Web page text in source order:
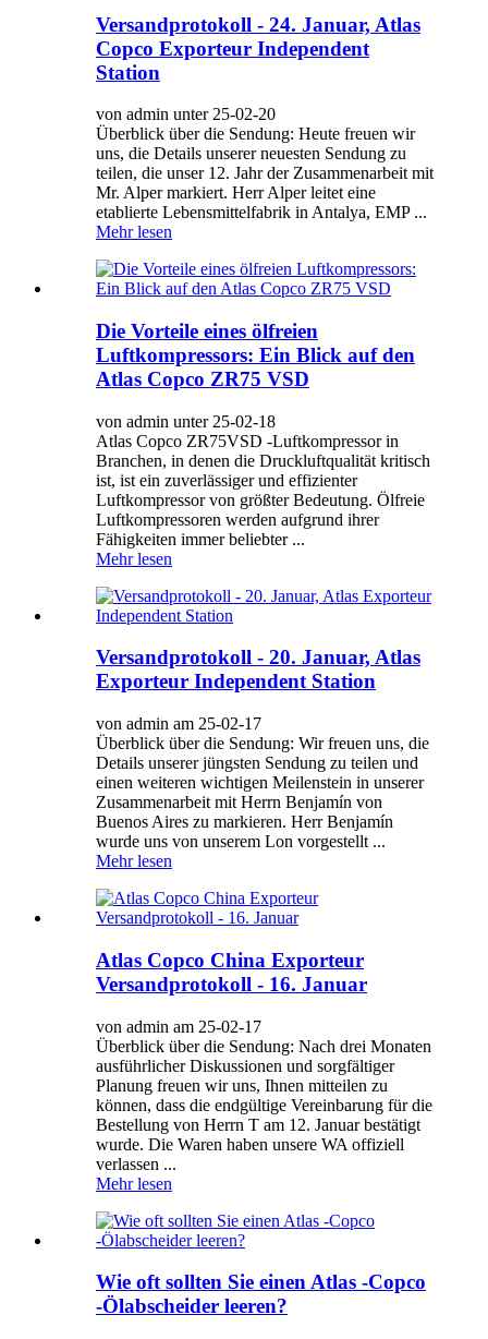
Versandprotokoll - 24. Januar, Atlas
Copco Exporteur Independent
Station
von admin unter 25-02-20
Überblick über die Sendung: Heute freuen wir
uns, die Details unserer neuesten Sendung zu
teilen, die unser 12. Jahr der Zusammenarbeit mit
Mr. Alper markiert. Herr Alper leitet eine
etablierte Lebensmittelfabrik in Antalya, EMP ...
Mehr lesen
Die Vorteile eines ölfreien
Luftkompressors: Ein Blick auf den
Atlas Copco ZR75 VSD
von admin unter 25-02-18
Atlas Copco ZR75VSD -Luftkompressor in
Branchen, in denen die Druckluftqualität kritisch
ist, ist ein zuverlässiger und effizienter
Luftkompressor von größter Bedeutung. Ölfreie
Luftkompressoren werden aufgrund ihrer
Fähigkeiten immer beliebter ...
Mehr lesen
Versandprotokoll - 20. Januar, Atlas
Exporteur Independent Station
von admin am 25-02-17
Überblick über die Sendung: Wir freuen uns, die
Details unserer jüngsten Sendung zu teilen und
einen weiteren wichtigen Meilenstein in unserer
Zusammenarbeit mit Herrn Benjamín von
Buenos Aires zu markieren. Herr Benjamín
wurde uns von unserem Lon vorgestellt ...
Mehr lesen
Atlas Copco China Exporteur
Versandprotokoll - 16. Januar
von admin am 25-02-17
Überblick über die Sendung: Nach drei Monaten
ausführlicher Diskussionen und sorgfältiger
Planung freuen wir uns, Ihnen mitteilen zu
können, dass die endgültige Vereinbarung für die
Bestellung von Herrn T am 12. Januar bestätigt
wurde. Die Waren haben unsere WA offiziell
verlassen ...
Mehr lesen
Wie oft sollten Sie einen Atlas -Copco
-Ölabscheider leeren?